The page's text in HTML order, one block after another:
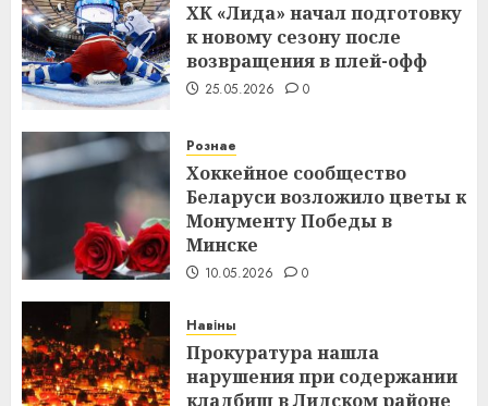
ХК «Лида» начал подготовку
к новому сезону после
возвращения в плей-офф
25.05.2026 0
Рознае
Хоккейное сообщество
Беларуси возложило цветы к
Монументу Победы в
Минске
10.05.2026 0
Навіны
Прокуратура нашла
нарушения при содержании
кладбищ в Лидском районе